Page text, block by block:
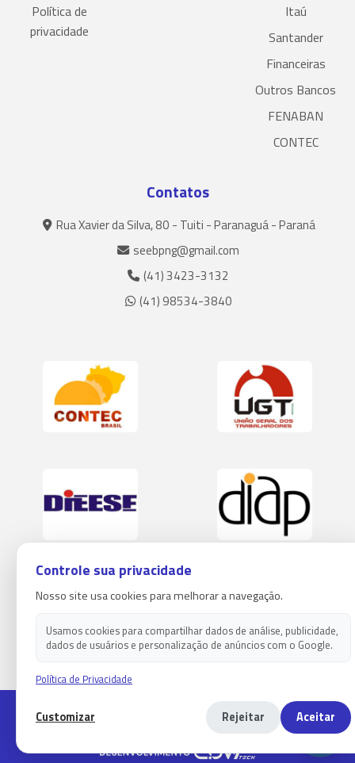
Política de
privacidade
Itaú
Santander
Financeiras
Outros Bancos
FENABAN
CONTEC
Contatos
Rua Xavier da Silva, 80 - Tuiti - Paranaguá - Paraná
seebpng@gmail.com
(41) 3423-3132
(41) 98534-3840
Copyright 2026 - Sindicato dos empregados em estabelecimentos
bancários de paranaguá
Controle sua privacidade
Nosso site usa cookies para melhorar a navegação.
Usamos cookies para compartilhar dados de análise, publicidade,
dados de usuários e personalização de anúncios com o Google.
Política de Privacidade
Customizar Rejeitar Aceitar